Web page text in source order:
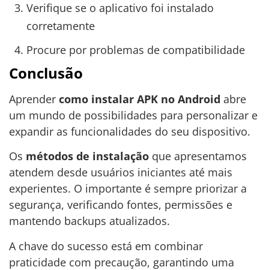
Verifique se o aplicativo foi instalado
corretamente
Procure por problemas de compatibilidade
Conclusão
Aprender como instalar APK no Android abre
um mundo de possibilidades para personalizar e
expandir as funcionalidades do seu dispositivo.
Os métodos de instalação que apresentamos
atendem desde usuários iniciantes até mais
experientes. O importante é sempre priorizar a
segurança, verificando fontes, permissões e
mantendo backups atualizados.
A chave do sucesso está em combinar
praticidade com precaução, garantindo uma